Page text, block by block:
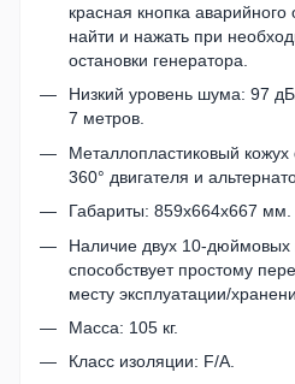
красная кнопка
найти и нажать при
остановки генератора.
Низкий уровень шума: 97
7 метров.
Металлопластиковый
360° двигателя и
Габариты: 859х664х667 мм.
Наличие двух 10-дюймовых
способствует простому
месту эксплуатации/
Масса: 105 кг.
Класс изоляции: F/A.